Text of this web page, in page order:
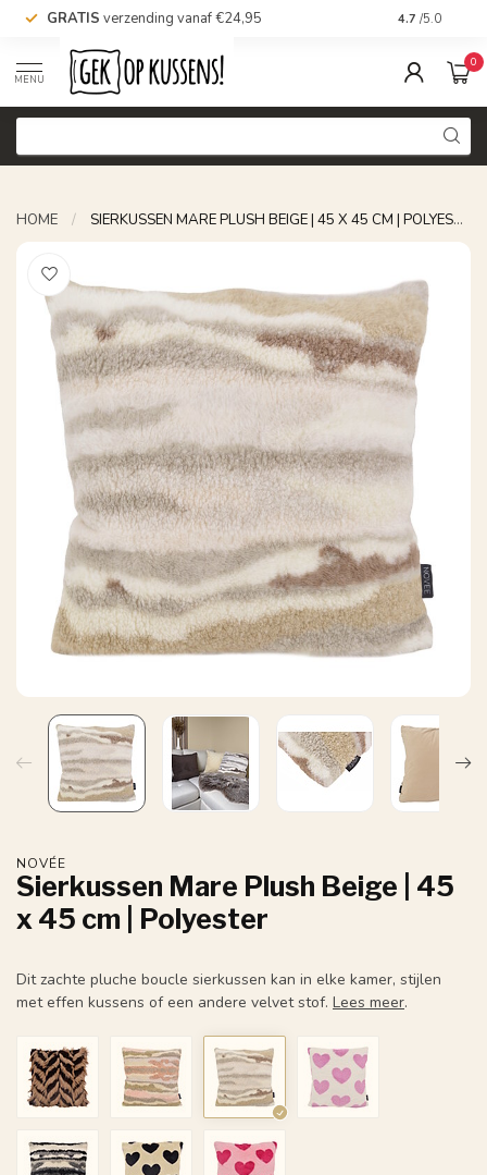
GRATIS verzending vanaf €24,95 Voor 16.00
4.7 /5.0
MENU
0
HOME / SIERKUSSEN MARE PLUSH BEIGE | 45 X 45 CM | POLYESTER
NOVÉE
Sierkussen Mare Plush Beige | 45
x 45 cm | Polyester
Dit zachte pluche boucle sierkussen kan in elke kamer, stijlen
met effen kussens of een andere velvet stof. Lees meer.